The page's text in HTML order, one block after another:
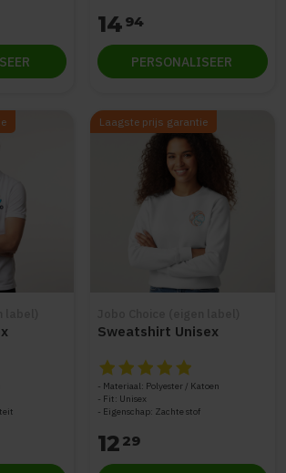
14 94
PERSONALISEER
dit product is5 van de 5
Laagste prijs garantie
Sweatshirt Unisex
De beoordeling van dit
Materiaal: Polyester / Katoen
Fit: Unisex
Eigenschap: Zachte stof
12 29